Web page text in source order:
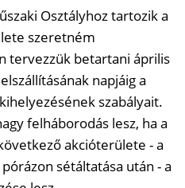
Osztályhoz tartozik a
szeretném
tervezzük betartani április
napjáig a
szabályait.
felháborodás lesz, ha a
akcióterülete - a
sétáltatása után - a